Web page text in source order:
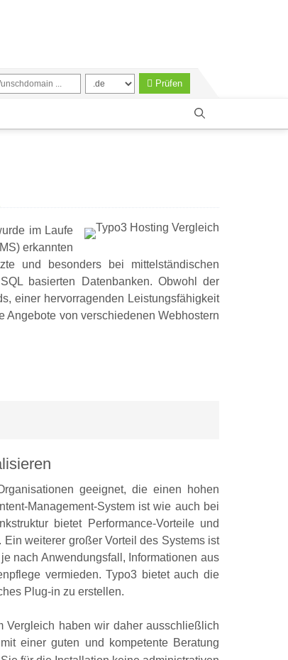
Prüfen
im Laufe
erkannten
und besonders bei mittelständischen
basierten Datenbanken. Obwohl der
einer hervorragenden Leistungsfähigkeit
Angebote von verschiedenen Webhostern
geeignet, die einen hohen
Management-System ist wie auch bei
bietet Performance-Vorteile und
weiterer großer Vorteil des Systems ist
nach Anwendungsfall, Informationen aus
vermieden. Typo3 bietet auch die
Plug-in zu erstellen.
Vergleich haben wir daher ausschließlich
einer guten und kompetente Beratung